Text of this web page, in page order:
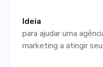
influenciará
seguimos
Ideia
para ajudar uma
marketing a atingir